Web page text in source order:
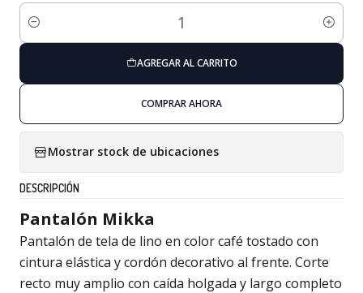
Cantidad
AGREGAR AL CARRITO
COMPRAR AHORA
Mostrar stock de ubicaciones
DESCRIPCIÓN
Pantalón Mikka
Pantalón de tela de lino en color café tostado con
cintura elástica y cordón decorativo al frente. Corte
recto muy amplio con caída holgada y largo completo